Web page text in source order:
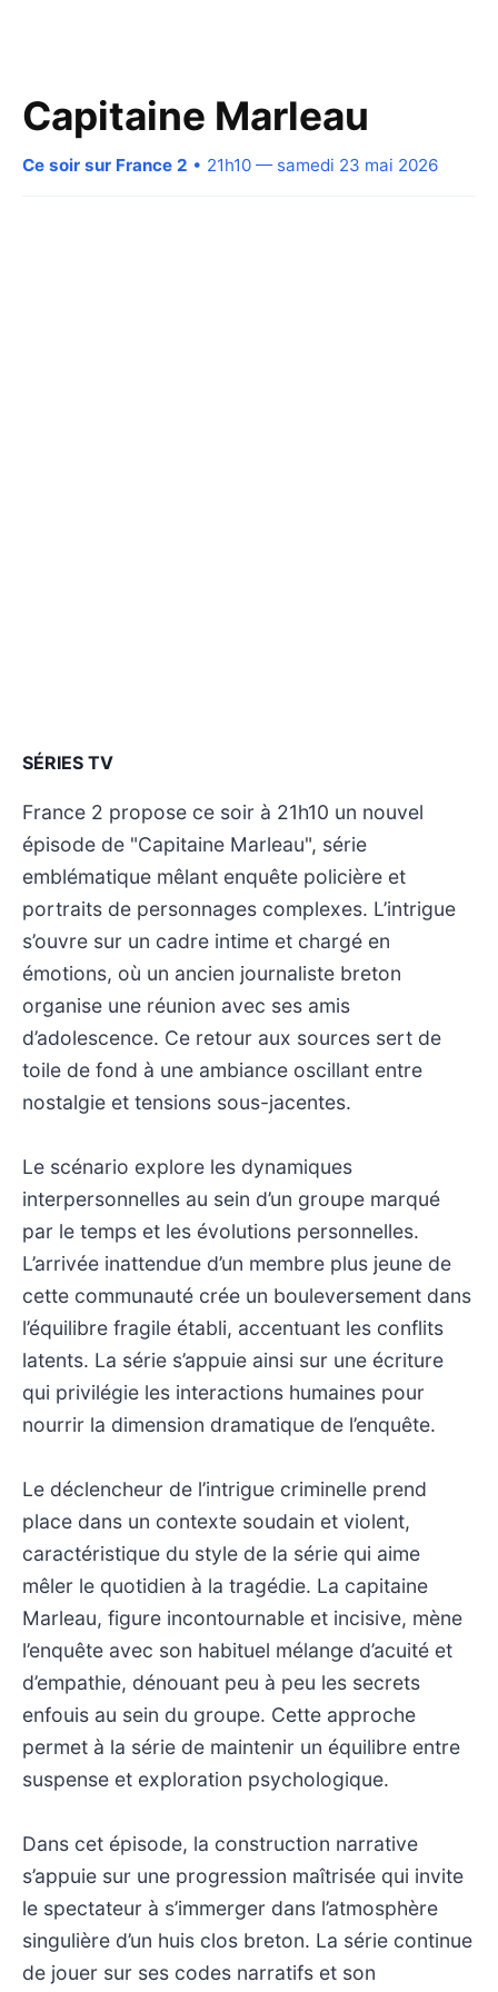
Capitaine Marleau
Ce soir sur France 2 • 21h10 — samedi 23 mai 2026
SÉRIES TV
France 2 propose ce soir à 21h10 un nouvel
épisode de "Capitaine Marleau", série
emblématique mêlant enquête policière et
portraits de personnages complexes. L’intrigue
s’ouvre sur un cadre intime et chargé en
émotions, où un ancien journaliste breton
organise une réunion avec ses amis
d’adolescence. Ce retour aux sources sert de
toile de fond à une ambiance oscillant entre
nostalgie et tensions sous-jacentes.
Le scénario explore les dynamiques
interpersonnelles au sein d’un groupe marqué
par le temps et les évolutions personnelles.
L’arrivée inattendue d’un membre plus jeune de
cette communauté crée un bouleversement dans
l’équilibre fragile établi, accentuant les conflits
latents. La série s’appuie ainsi sur une écriture
qui privilégie les interactions humaines pour
nourrir la dimension dramatique de l’enquête.
Le déclencheur de l’intrigue criminelle prend
place dans un contexte soudain et violent,
caractéristique du style de la série qui aime
mêler le quotidien à la tragédie. La capitaine
Marleau, figure incontournable et incisive, mène
l’enquête avec son habituel mélange d’acuité et
d’empathie, dénouant peu à peu les secrets
enfouis au sein du groupe. Cette approche
permet à la série de maintenir un équilibre entre
suspense et exploration psychologique.
Dans cet épisode, la construction narrative
s’appuie sur une progression maîtrisée qui invite
le spectateur à s’immerger dans l’atmosphère
singulière d’un huis clos breton. La série continue
de jouer sur ses codes narratifs et son